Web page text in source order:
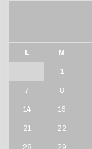
L M
1
7 8
14 15
21 22
28 29